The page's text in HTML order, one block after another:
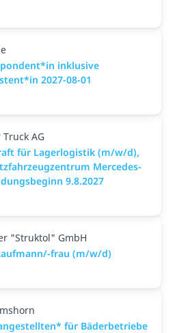
inklusive
2027-08-01
AG
für Lagerlogistik (m/w/d),
Mercedes-
9.8.2027
"Struktol" GmbH
frau (m/w/d)
für Bäderbetriebe